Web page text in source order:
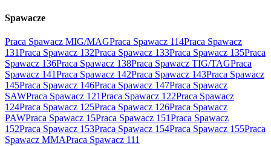
Spawacze
Praca Spawacz MIG/MAGPraca Spawacz 114Praca Spawacz
131Praca Spawacz 132Praca Spawacz 133Praca Spawacz 135Praca
Spawacz 136Praca Spawacz 138Praca Spawacz TIG/TAGPraca
Spawacz 141Praca Spawacz 142Praca Spawacz 143Praca Spawacz
145Praca Spawacz 146Praca Spawacz 147Praca Spawacz
SAWPraca Spawacz 121Praca Spawacz 122Praca Spawacz
124Praca Spawacz 125Praca Spawacz 126Praca Spawacz
PAWPraca Spawacz 15Praca Spawacz 151Praca Spawacz
152Praca Spawacz 153Praca Spawacz 154Praca Spawacz 155Praca
Spawacz MMAPraca Spawacz 111